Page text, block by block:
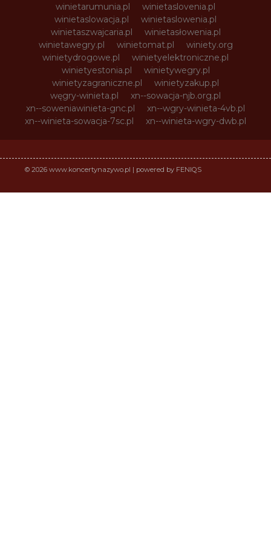
winietarumunia.pl
winietaslovenia.pl
winietaslowacja.pl
winietaslowenia.pl
winietaszwajcaria.pl
winietasłowenia.pl
winietawegry.pl
winietomat.pl
winiety.org
winietydrogowe.pl
winietyelektroniczne.pl
winietyestonia.pl
winietywegry.pl
winietyzagraniczne.pl
winietyzakup.pl
węgry-winieta.pl
xn--sowacja-njb.org.pl
xn--soweniawinieta-gnc.pl
xn--wgry-winieta-4vb.pl
xn--winieta-sowacja-7sc.pl
xn--winieta-wgry-dwb.pl
© 2026 www.koncertynazywo.pl | powered by FENIQS